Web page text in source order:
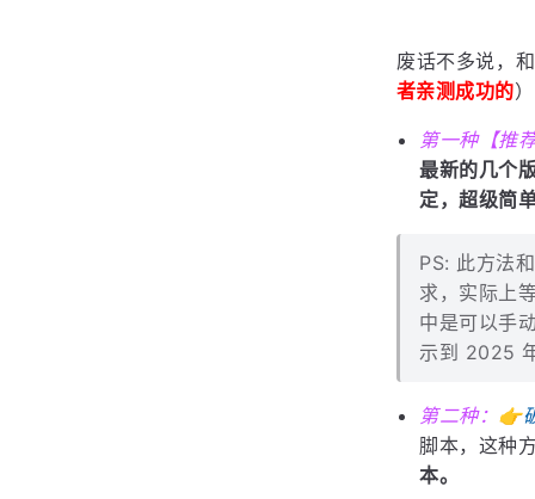
废话不多说，
者亲测成功的
第一种【推
最新的几个
定，超级简
PS: 此方法
求，实际上
中是可以手
示到 2025
第二种：👉
脚本，这种
本。